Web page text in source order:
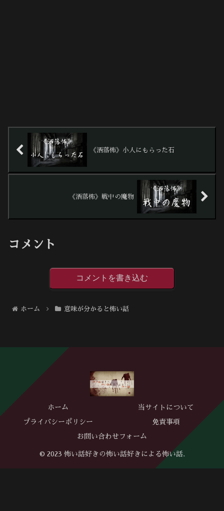
《洒落怖》小人にもらった石
《洒落怖》戦中の魔物
コメント
コメントを書き込む
ホーム 意味が分かると怖い話
ホーム 当サイトについて
プライバシーポリシー 免責事項
お問い合わせフォーム
© 2023 怖い話好きの怖い話好きによる怖い話.